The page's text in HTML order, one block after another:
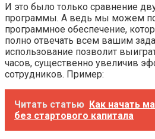
И это было только сравнение
программы. А ведь мы можем
программное обеспечение,
полно отвечать всем вашим
использование позволит
часов, существенно увеличив
сотрудников. Пример:
Читать статью Как начать
без стартового капитала